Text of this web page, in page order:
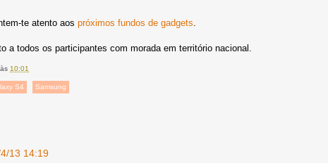
te atento aos próximos fundos de gadgets
a todos os participantes com morada em território nacional.
às 10:01
S4 Samsung
13 14:19